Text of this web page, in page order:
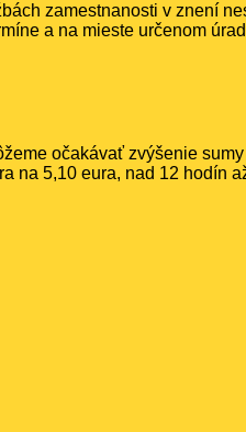
zamestnanosti v znení
a na mieste určenom
očakávať zvýšenie
na 5,10 eura, nad 12